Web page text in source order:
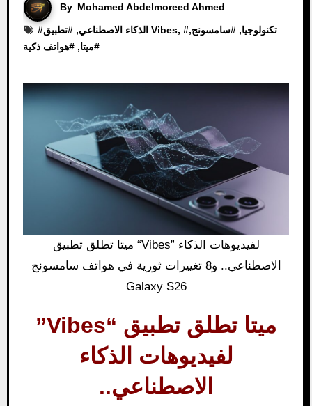
By Mohamed Abdelmoreed Ahmed
# الذكاء الاصطناعي, # تطبيق Vibes, # تكنولوجيا, #سامسونج,
#ميتا, #هواتف ذكية
ميتا تطلق تطبيق “Vibes” لفيديوهات الذكاء
الاصطناعي.. و8 تغييرات ثورية في هواتف سامسونج
Galaxy S26
ميتا تطلق تطبيق “Vibes”
لفيديوهات الذكاء
الاصطناعي..